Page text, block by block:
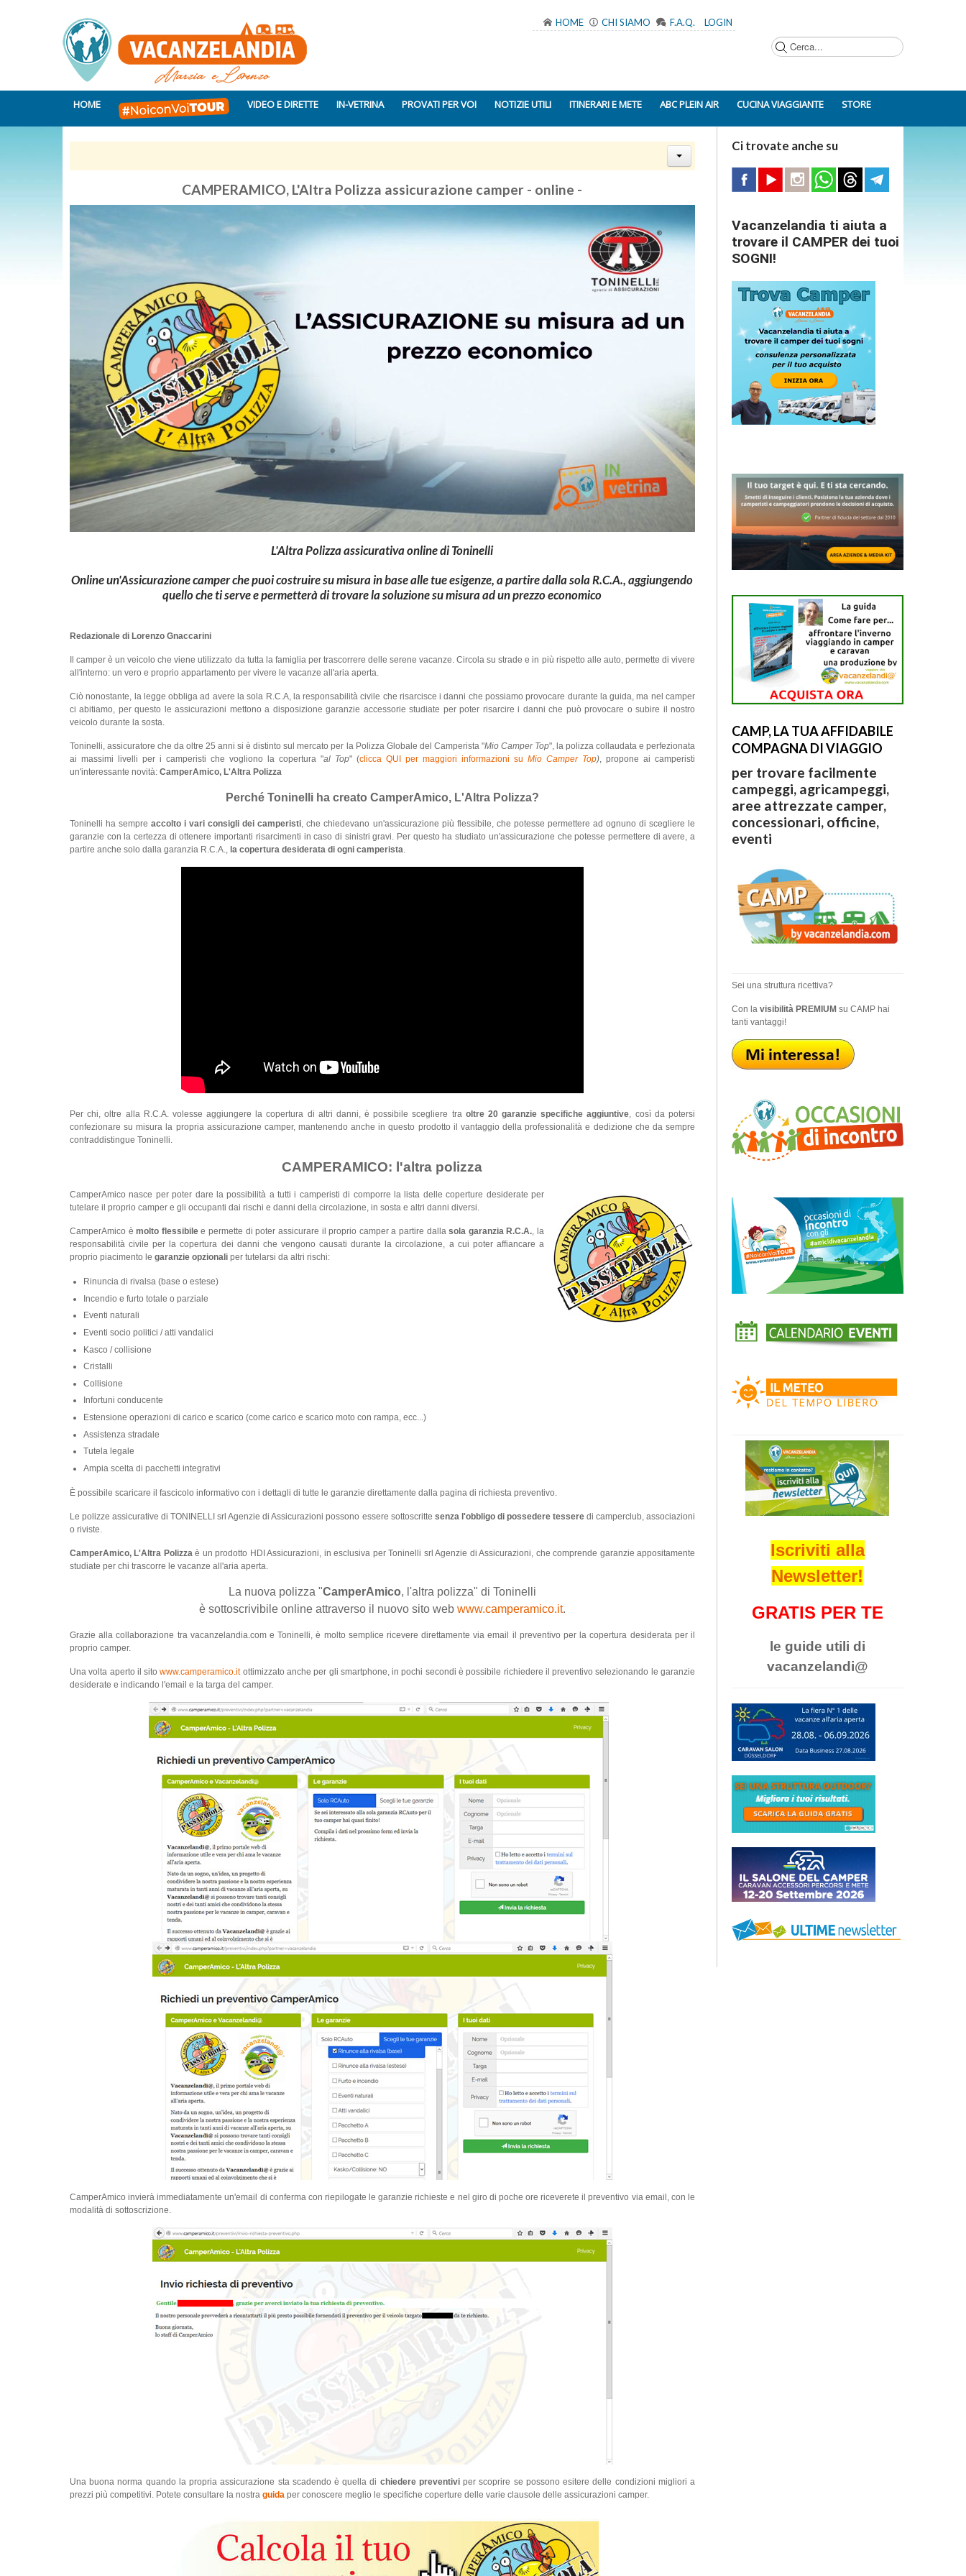
HOME CHI SIAMO F.A.Q. LOGIN
HOME VIDEO E DIRETTE IN-VETRINA PROVATI PER VOI NOTIZIE UTILI ITINERARI E METE ABC PLEIN AIR CUCINA VIAGGIANTE STORE
CAMPERAMICO, L'Altra Polizza assicurazione camper - online -
L'Altra Polizza assicurativa online di Toninelli
Online un'Assicurazione camper che puoi costruire su misura in base alle tue esigenze, a partire dalla sola R.C.A., aggiungendo
quello che ti serve e permetterà di trovare la soluzione su misura ad un prezzo economico
Redazionale di Lorenzo Gnaccarini
Il camper è un veicolo che viene utilizzato da tutta la famiglia per trascorrere delle serene vacanze. Circola su strade e in più rispetto alle auto, permette di vivere
all'interno: un vero e proprio appartamento per vivere le vacanze all'aria aperta.
Ciò nonostante, la legge obbliga ad avere la sola R.C.A, la responsabilità civile che risarcisce i danni che possiamo provocare durante la guida, ma nel camper
ci abitiamo, per questo le assicurazioni mettono a disposizione garanzie accessorie studiate per poter risarcire i danni che può provocare o subire il nostro
veicolo durante la sosta.
Toninelli, assicuratore che da oltre 25 anni si è distinto sul mercato per la Polizza Globale del Camperista "Mio Camper Top", la polizza collaudata e perfezionata
ai massimi livelli per i camperisti che vogliono la copertura "al Top" (clicca QUI per maggiori informazioni su Mio Camper Top), propone ai camperisti
un'interessante novità: CamperAmico, L'Altra Polizza
Perché Toninelli ha creato CamperAmico, L'Altra Polizza?
Toninelli ha sempreaccolto i vari consigli dei camperisti, che chiedevano un'assicurazione più flessibile, che potesse permettere ad ognuno di scegliere le
garanzie con la certezza di ottenere importanti risarcimenti in caso di sinistri gravi. Per questo ha studiato un'assicurazione che potesse permettere di avere, a
partire anche solo dalla garanzia R.C.A., la copertura desiderata di ogni camperista.
Per chi, oltre alla R.C.A. volesse aggiungere la copertura di altri danni, è possibile scegliere tra oltre 20 garanzie specifiche aggiuntive, così da potersi
confezionare su misura la propria assicurazione camper, mantenendo anche in questo prodotto il vantaggio della professionalità e dedizione che da sempre
contraddistingue Toninelli.
CAMPERAMICO: l'altra polizza
CamperAmico nasce per poter dare la possibilità a tutti i camperisti di comporre la lista delle coperture desiderate per
tutelare il proprio camper e gli occupanti dai rischi e danni della circolazione, in sosta e altri danni diversi.
CamperAmico èmolto flessibilee permette di poter assicurare il proprio camper a partire dallasola garanzia R.C.A., la
responsabilità civile per la copertura dei danni che vengono causati durante la circolazione, a cui poter affiancare a
proprio piacimento le garanzie opzionali per tutelarsi da altri rischi:
Rinuncia di rivalsa (base o estese)
Incendio e furto totale o parziale
Eventi naturali
Eventi socio politici / atti vandalici
Kasco / collisione
Cristalli
Collisione
Infortuni conducente
Estensione operazioni di carico e scarico (come carico e scarico moto con rampa, ecc...)
Assistenza stradale
Tutela legale
Ampia scelta di pacchetti integrativi
È possibile scaricare il fascicolo informativo con i dettagli di tutte le garanzie direttamente dalla pagina di richiesta preventivo.
Le polizze assicurative di TONINELLI srl Agenzie di Assicurazioni possono essere sottoscritte senza l'obbligo di possedere tesseredi camperclub, associazioni
o riviste.
CamperAmico, L'Altra Polizzaè un prodotto HDI Assicurazioni, in esclusiva per Toninelli srl Agenzie di Assicurazioni, che comprende garanzie appositamente
studiate per chi trascorre le vacanze all'aria aperta.
La nuova polizza "CamperAmico, l'altra polizza" di Toninelli
è sottoscrivibile online attraverso il nuovo sito web www.camperamico.it.
Grazie alla collaborazione tra vacanzelandia.com e Toninelli, è molto semplice ricevere direttamente via email il preventivo per la copertura desiderata per il
proprio camper.
Una volta aperto il sitowww.camperamico.itottimizzato anche per gli smartphone, in pochi secondi è possibile richiedere il preventivo selezionando le garanzie
desiderate e indicando l'email e la targa del camper.
CamperAmico invierà immediatamente un'email di conferma con riepilogate le garanzie richieste e nel giro di poche ore riceverete il preventivo via email, con le
modalità di sottoscrizione.
Una buona norma quando la propria assicurazione sta scadendo è quella di chiedere preventiviper scoprire se possono esitere delle condizioni migliori a
prezzi più competitivi. Potete consultare la nostra guida per conoscere meglio le specifiche coperture delle varie clausole delle assicurazioni camper.
Ci trovate anche su
Vacanzelandia ti aiuta a
trovare il CAMPER dei tuoi
SOGNI!
CAMP, LA TUA AFFIDABILE
COMPAGNA DI VIAGGIO
per trovare facilmente
campeggi, agricampeggi,
aree attrezzate camper,
concessionari, officine,
eventi
Sei una struttura ricettiva?
Con la visibilità PREMIUMsu CAMP hai
tanti vantaggi!
Iscriviti alla
Newsletter!
GRATIS PER TE
le guide utili di
vacanzelandi@